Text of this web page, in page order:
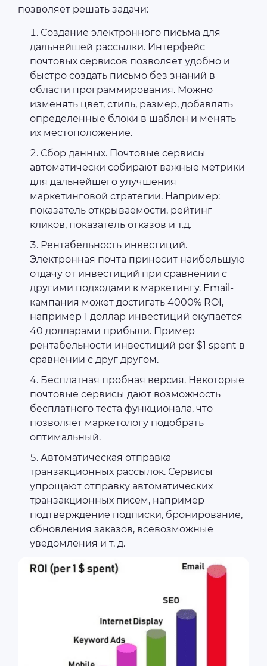
позволяет решать задачи:
Создание электронного письма для
дальнейшей рассылки. Интерфейс
почтовых сервисов позволяет удобно и
быстро создать письмо без знаний в
области программирования. Можно
изменять цвет, стиль, размер, добавлять
определенные блоки в шаблон и менять
их местоположение.
Сбор данных. Почтовые сервисы
автоматически собирают важные метрики
для дальнейшего улучшения
маркетинговой стратегии. Например:
показатель открываемости, рейтинг
кликов, показатель отказов и т.д.
Рентабельность инвестиций.
Электронная почта приносит наибольшую
отдачу от инвестиций при сравнении с
другими подходами к маркетингу. Email-
кампания может достигать 4000% ROI,
например 1 доллар инвестиций окупается
40 долларами прибыли. Пример
рентабельности инвестиций per $1 spent в
сравнении с друг другом.
Бесплатная пробная версия. Некоторые
почтовые сервисы дают возможность
бесплатного теста функционала, что
позволяет маркетологу подобрать
оптимальный.
Автоматическая отправка
транзакционных рассылок. Сервисы
упрощают отправку автоматических
транзакционных писем, например
подтверждение подписки, бронирование,
обновления заказов, всевозможные
уведомления и т. д.